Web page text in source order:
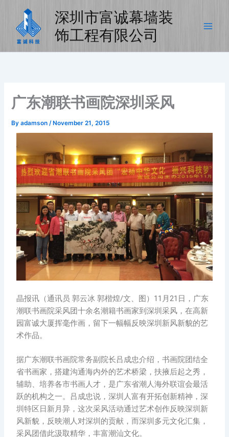
content
深圳市富诚幕墙装
饰工程有限公司
广东潮联书画院深圳采风
Byadamson/ November 21, 2015
晶报讯（通讯员 郭云冰 郭楷煌/文、图）11月21日，广东
潮联书画院采风团十余名潮籍书画家到深圳采风，在高新
园富诚大厦挥毫作画，留下一幅幅反映深圳新风新貌的艺
术作品。
据广东潮联书画院常务副院长吕成忠介绍，书画院团结全
省书画家，搭建沟通海内外的艺术桥梁，扶掖后起之秀，
辅助、培养各市书画人才，是广东省潮人海外联谊会最活
跃的机构之一。吕成忠说，深圳人富有开拓创新精神，深
圳特区日新月异，这次采风活动通过艺术创作反映深圳新
风新貌，反映潮人对深圳的贡献，而深圳多元文化汇集，
采风团借此汲取精华，丰富潮汕文化。